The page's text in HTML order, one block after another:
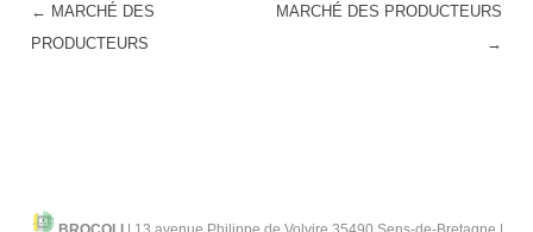
POST NAVIGATION
← MARCHÉ DES
PRODUCTEURS
MARCHÉ DES PRODUCTEURS
→